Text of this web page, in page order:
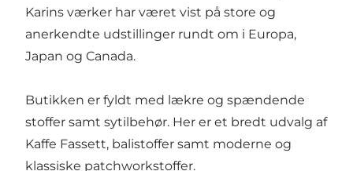
Karins værker har været vist på store og
anerkendte udstillinger rundt om i Europa,
Japan og Canada.
Butikken er fyldt med lækre og spændende
stoffer samt sytilbehør. Her er et bredt udvalg af
Kaffe Fassett, balistoffer samt moderne og
klassiske patchworkstoffer.